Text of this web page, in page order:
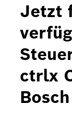
Buderus
Downloads
Jetzt
ctrlx